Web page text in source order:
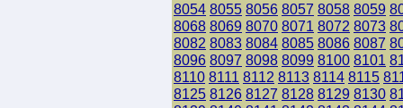
8054 8055 8056 8057 8058 8059
8068 8069 8070 8071 8072 8073
8082 8083 8084 8085 8086 8087
8096 8097 8098 8099 8100 8101
8110 8111 8112 8113 8114 8115
8125 8126 8127 8128 8129 8130